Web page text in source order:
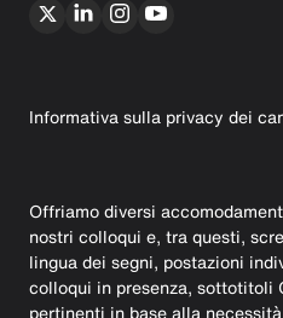
Informativa sulla privacy dei
Offriamo diversi
nostri colloqui e, tra questi,
lingua dei segni, postazioni
colloqui in presenza, sottotitoli
pertinenti in base alla